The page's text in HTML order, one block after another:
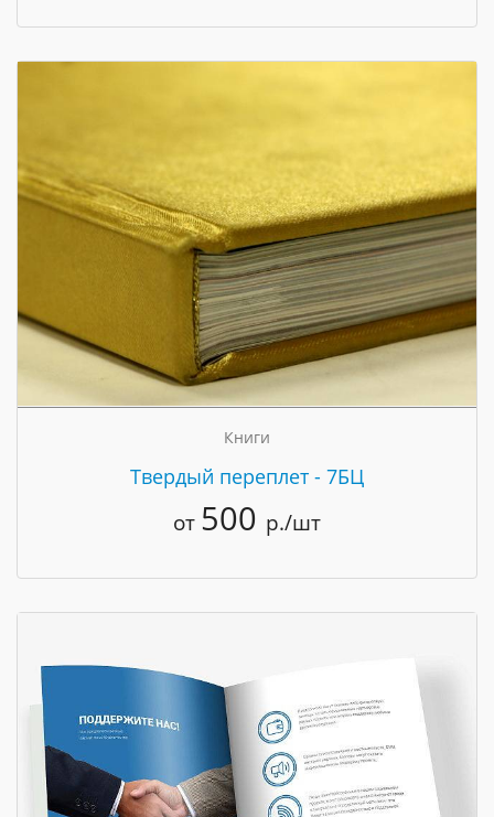
Книги
Твердый переплет - 7БЦ
от 500 р./шт